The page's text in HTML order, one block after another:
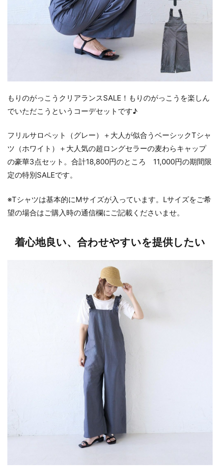
もりのがっこうクリアランスSALE！もりのがっこうを楽しん
でいただこうというコーデセットです♪
フリルサロペット（グレー）＋大人が似合うベーシックTシャ
ツ（ホワイト）＋大人気の超ロングセラーの麦わらキャップ
の豪華3点セット。合計18,800円のところ 11,000円の期間限
定の特別SALEです。
※Tシャツは基本的にMサイズが入っています。Lサイズをご希
望の場合はご購入時の通信欄にご記載くださいませ。
着心地良い、合わせやすいを提供したい